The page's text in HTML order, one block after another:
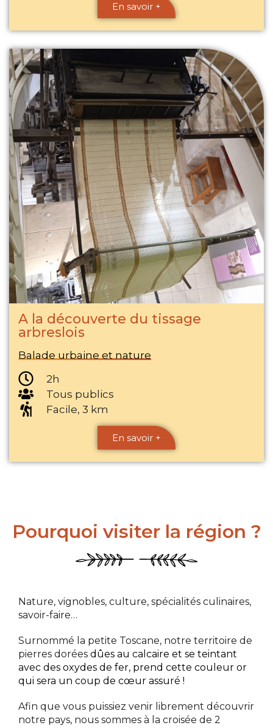
En savoir +
A la découverte du tissage
arbreslois
Balade urbaine et nature
2h
Tous publics
Facile, 3 km
En savoir +
Pourquoi visiter la région ?
Nature, vignobles, culture, spécialités culinaires,
savoir-faire…
Surnommé la petite Toscane, notre territoire de
pierres dorées dûes au calcaire et se teintant
avec des oxydes de fer, prend cette couleur or
qui sera un coup de cœur assuré !
Afin que vous puissiez venir librement découvrir
notre pays, nous sommes à la croisée de 2